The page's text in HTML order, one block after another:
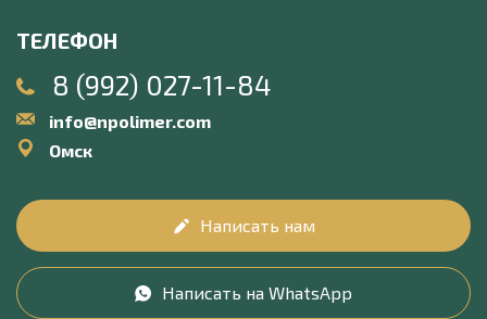
ТЕЛЕФОН
8 (992) 027-11-84
info@npolimer.com
Омск
Написать нам
Написать на WhatsApp